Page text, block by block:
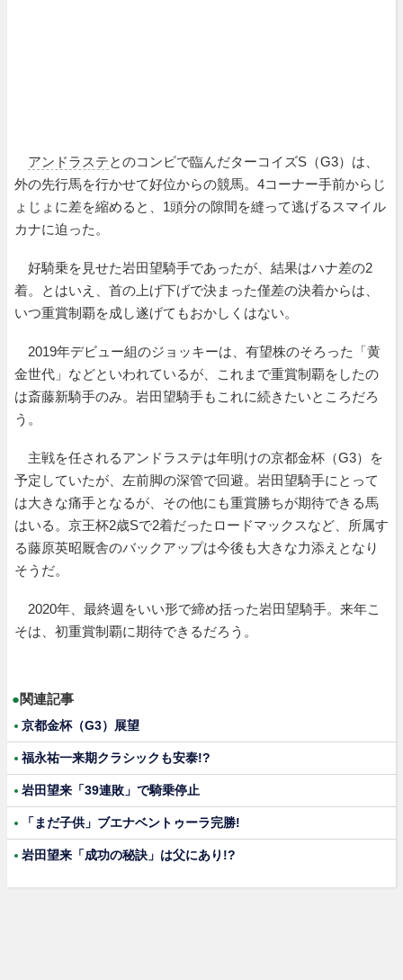
アンドラステとのコンビで臨んだターコイズS（G3）は、
外の先行馬を行かせて好位からの競馬。4コーナー手前からじ
ょじょに差を縮めると、1頭分の隙間を縫って逃げるスマイル
カナに迫った。
好騎乗を見せた岩田望騎手であったが、結果はハナ差の2
着。とはいえ、首の上げ下げで決まった僅差の決着からは、
いつ重賞制覇を成し遂げてもおかしくはない。
2019年デビュー組のジョッキーは、有望株のそろった「黄
金世代」などといわれているが、これまで重賞制覇をしたの
は斎藤新騎手のみ。岩田望騎手もこれに続きたいところだろ
う。
主戦を任されるアンドラステは年明けの京都金杯（G3）を
予定していたが、左前脚の深管で回避。岩田望騎手にとって
は大きな痛手となるが、その他にも重賞勝ちが期待できる馬
はいる。京王杯2歳Sで2着だったロードマックスなど、所属す
る藤原英昭厩舎のバックアップは今後も大きな力添えとなり
そうだ。
2020年、最終週をいい形で締め括った岩田望騎手。来年こ
そは、初重賞制覇に期待できるだろう。
●関連記事
京都金杯（G3）展望
福永祐一来期クラシックも安泰!?
岩田望来「39連敗」で騎乗停止
「まだ子供」ブエナベントゥーラ完勝!
岩田望来「成功の秘訣」は父にあり!?